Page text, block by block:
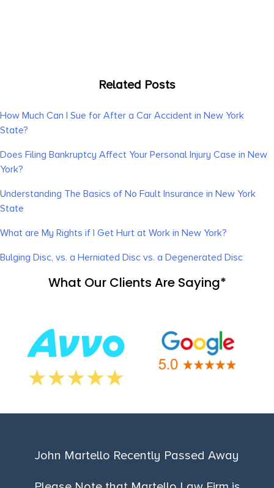
Related Posts
How Much Can I Sue for After a Car Accident in New York
State?
Does Filing Bankruptcy Affect Your Personal Injury Case in New
York?
Understanding The Basics of No Fault Insurance in New York
State
What are My Rights if I Get Hurt at Work in New York?
Bulging Disc, vs. a Herniated Disc vs. a Degenerated Disc
What Our Clients Are Saying*
John Martello Recently Passed Away